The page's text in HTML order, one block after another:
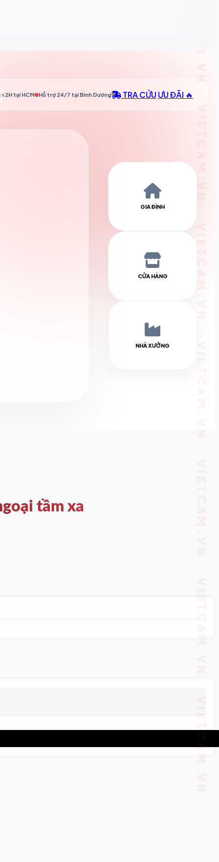
2H tại HCM Hỗ trợ 24/7 tại Bình Dương TRA CỨU ƯU ĐÃI 🔥
GIA ĐÌNH
CỬA HÀNG
NHÀ XƯỞNG
tầm xa VIETCAM.VN VIETCAM.VN VIETCAM.VN VIETCAM.VN VIETCAM.VN VIETCAM.VN